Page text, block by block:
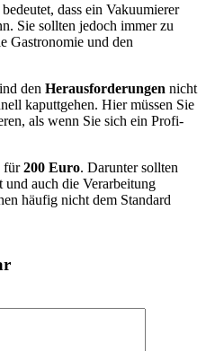
dass ein Vakuumierer
Sie sollten jedoch immer zu
Gastronomie und den
den Herausforderungen nicht
kaputtgehen. Hier müssen Sie
als wenn Sie sich ein Profi-
für200 Euro. Darunter sollten
und auch die Verarbeitung
häufig nicht dem Standard